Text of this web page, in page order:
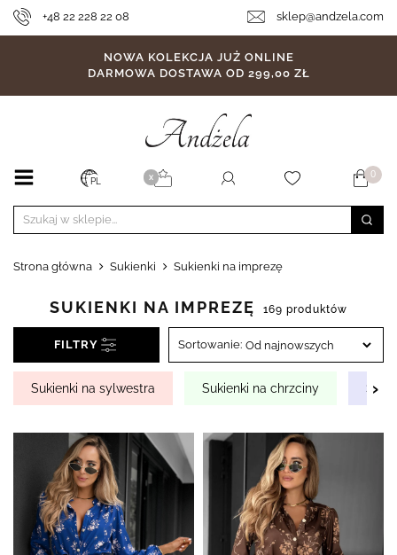
+48 22 228 22 08 sklep@andzela.com
NOWA KOLEKCJA JUŻ ONLINE
DARMOWA DOSTAWA OD 299,00 ZŁ
PL X 0
Strona główna Sukienki Sukienki na imprezę
SUKIENKI NA IMPREZĘ 169 produktów
FILTRY Sortowanie:
Sukienki na sylwestra Sukienki na chrzciny ›